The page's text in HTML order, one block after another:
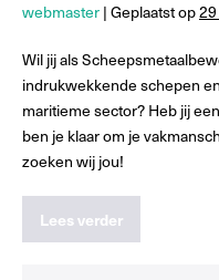
webmaster | Geplaatst op
Wil jij als
indrukwekkende schepen
maritieme sector? Heb jij
ben je klaar om je
zoeken wij jou!
Lees verder